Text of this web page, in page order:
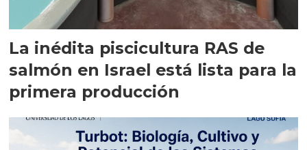
La inédita piscicultura RAS de
salmón en Israel está lista para la
primera producción